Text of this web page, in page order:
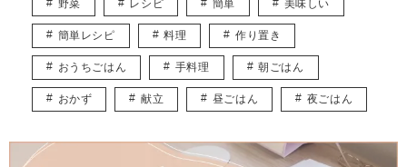
皆様に役立つ情報を、楽しくお届けしていけたらと思います♡
野菜 レシピ 簡単 美味しい
簡単レシピ 料理 作り置き
おうちごはん 手料理 朝ごはん
おかず 献立 昼ごはん 夜ごはん